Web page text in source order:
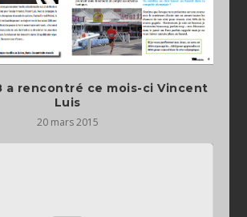
a rencontré ce mois-ci Vincent
Luis
20 mars 2015